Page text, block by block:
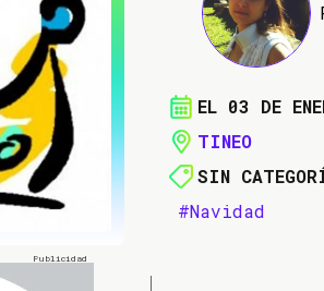
EL 03 DE
TINEO
SIN
#Navidad